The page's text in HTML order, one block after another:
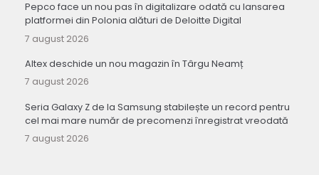
Pepco face un nou pas în digitalizare odată cu lansarea
platformei din Polonia alături de Deloitte Digital
7 august 2026
Altex deschide un nou magazin în Târgu Neamț
7 august 2026
Seria Galaxy Z de la Samsung stabilește un record pentru
cel mai mare număr de precomenzi înregistrat vreodată
7 august 2026